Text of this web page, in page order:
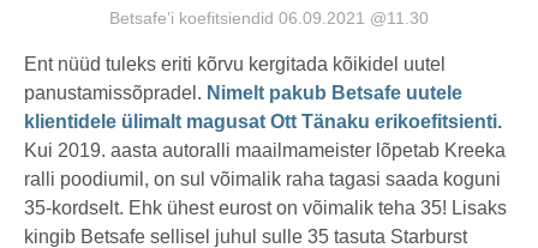
Betsafe’i koefitsiendid 06.09.2021 @11.30
Ent nüüd tuleks eriti kõrvu kergitada kõikidel uutel
panustamissõpradel. Nimelt pakub Betsafe uutele
klientidele ülimalt magusat Ott Tänaku erikoefitsienti.
Kui 2019. aasta autoralli maailmameister lõpetab Kreeka
ralli poodiumil, on sul võimalik raha tagasi saada koguni
35-kordselt. Ehk ühest eurost on võimalik teha 35! Lisaks
kingib Betsafe sellisel juhul sulle 35 tasuta Starburst